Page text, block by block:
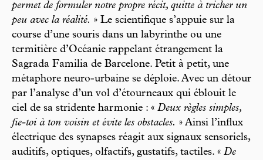
permet de formuler notre propre récit, quitte à tricher un
peu avec la réalité. » Le scientifique s’appuie sur la
course d’une souris dans un labyrinthe ou une
termitière d’Océanie rappelant étrangement la
Sagrada Familia de Barcelone. Petit à petit, une
métaphore neuro-urbaine se déploie. Avec un détour
par l’analyse d’un vol d’étourneaux qui éblouit le
ciel de sa stridente harmonie : « Deux règles simples,
fie-toi à ton voisin et évite les obstacles. » Ainsi l’influx
électrique des synapses réagit aux signaux sensoriels,
auditifs, optiques, olfactifs, gustatifs, tactiles. « De